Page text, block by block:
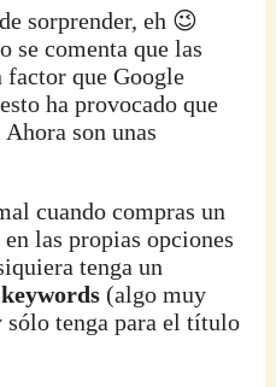
sorprender, eh 😉
se comenta que las
factor que Google
ha provocado que
son unas
cuando compras un
las propias opciones
tenga un
(algo muy
sólo tenga para el título